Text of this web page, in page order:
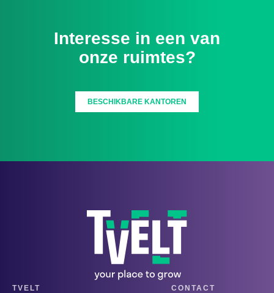
Interesse in een van
onze ruimtes?
BESCHIKBARE KANTOREN
TVELT CONTACT